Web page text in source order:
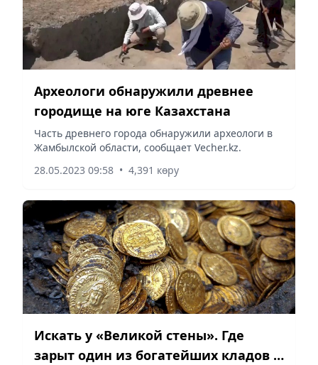
Археологи обнаружили древнее
городище на юге Казахстана
Часть древнего города обнаружили археологи в
Жамбылской области, сообщает Vecher.kz.
28.05.2023 09:58 • 4,391 көру
Искать у «Великой стены». Где
зарыт один из богатейших кладов в